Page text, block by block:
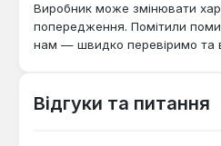
Виробник може змінювати
попередження. Помітили
нам — швидко перевіримо та
Відгуки та питання